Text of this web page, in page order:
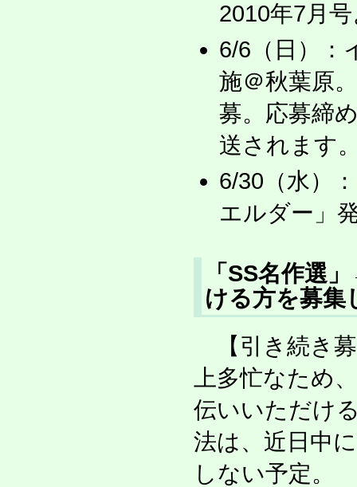
2010年7月
6/6（日）：
施＠秋葉原
募。応募締
送されます
6/30（水）
エルダー」
「SS名作選
ける方を募
【引き続き募
上多忙なため
伝いいただけ
法は、近日中
しない予定。